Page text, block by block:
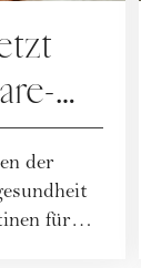
der
für